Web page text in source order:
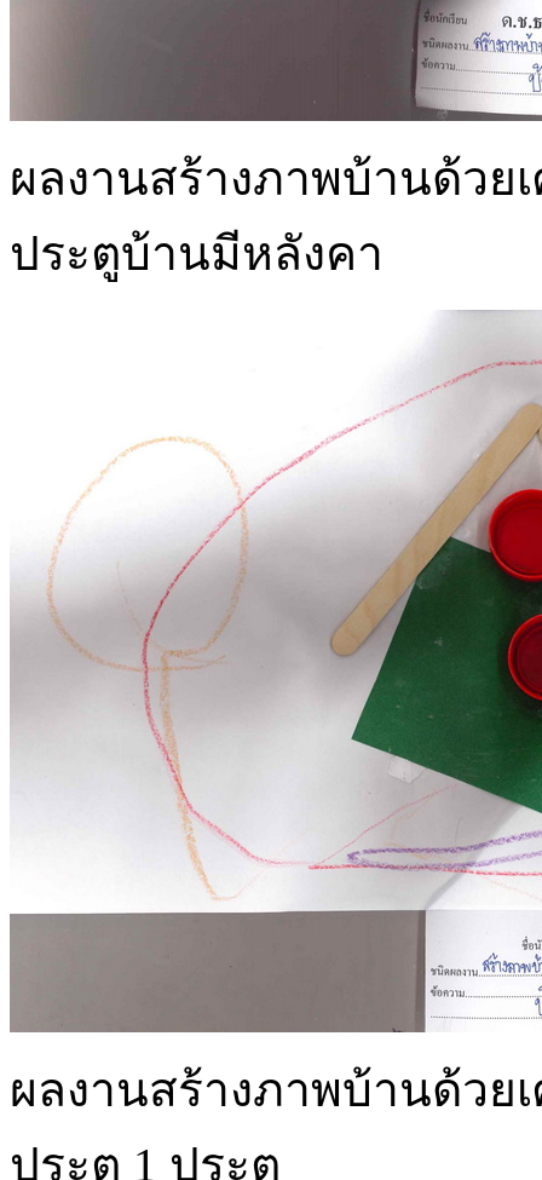
ผลงานสร้างภาพบ้านด้วย
ประตูบ้านมีหลังคา
ผลงานสร้างภาพบ้านด้ว
ประตู 1 ประตู